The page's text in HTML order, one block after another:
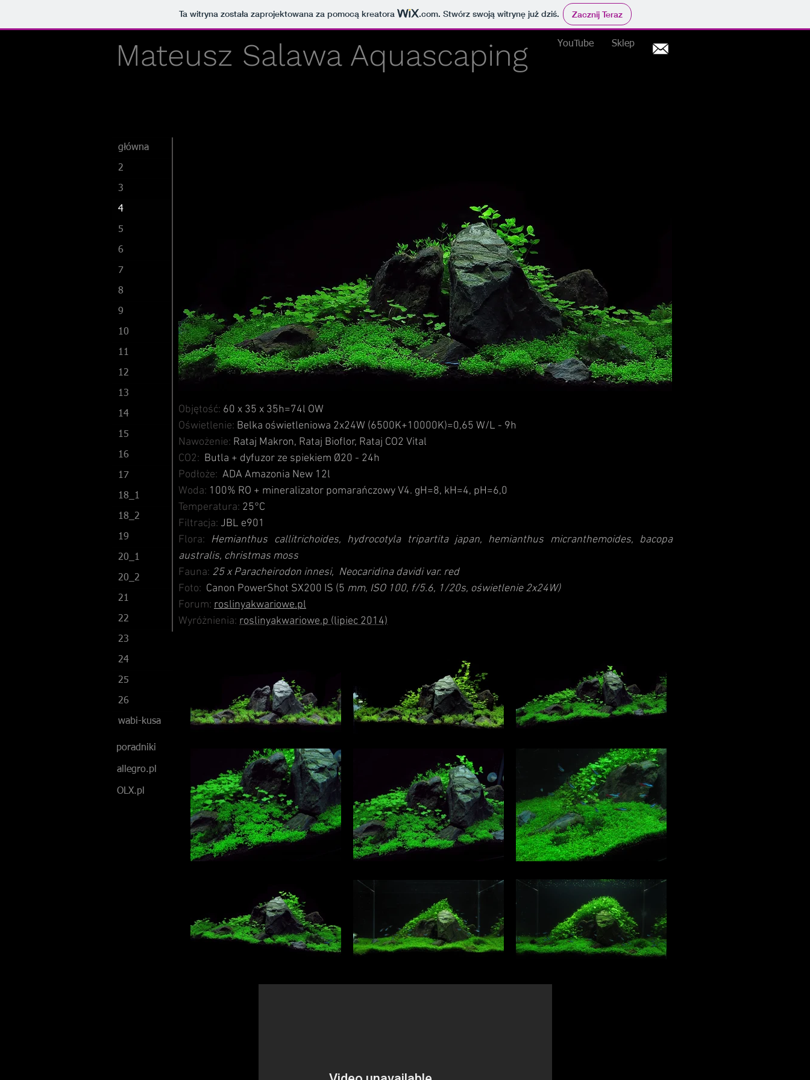
Ta witryna została zaprojektowana za pomocą kreatora .com. Stwórz swoją witrynę już dziś. Zacznij Teraz
Mateusz Salawa Aquascaping YouTube Sklep
Objętość: 60 x 35 x 35h=74l OW
Oświetlenie: Belka oświetleniowa 2x24W (6500K+10000K)=0,65 W/L - 9h
Nawożenie: Rataj Makron, Rataj Bioflor, Rataj CO2 Vital
CO2: Butla + dyfuzor ze spiekiem Ø20 - 24h
Podłoże: ADA Amazonia New 12l
Woda: 100% RO + mineralizator pomarańczowy V4. gH=8, kH=4, pH=6,0
Temperatura: 25°C
Filtracja: JBL e901
Flora: Hemianthus callitrichoides, hydrocotyla tripartita japan, hemianthus micranthemoides, bacopa
australis, christmas moss
Fauna: 25 x Paracheirodon innesi, Neocaridina davidi var. red
Foto: Canon PowerShot SX200 IS (5 mm, ISO 100, f/5.6, 1/20s, oświetlenie 2x24W)
Forum: roslinyakwariowe.pl
Wyróżnienia: roslinyakwariowe.p (lipiec 2014)
główna
2
3
4
5
6
7
8
9
10
11
12
13
14
15
16
17
18_1
18_2
19
20_1
20_2
21
22
23
24
25
26
wabi-kusa
poradniki
allegro.pl
OLX.pl